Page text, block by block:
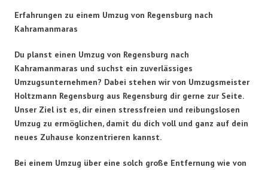
Erfahrungen zu einem Umzug von Regensburg nach
Kahramanmaras
Du planst einen Umzug von Regensburg nach
Kahramanmaras und suchst ein zuverlässiges
Umzugsunternehmen? Dabei stehen wir von Umzugsmeister
Holtzmann Regensburg aus Regensburg dir gerne zur Seite.
Unser Ziel ist es, dir einen stressfreien und reibungslosen
Umzug zu ermöglichen, damit du dich voll und ganz auf dein
neues Zuhause konzentrieren kannst.
Bei einem Umzug über eine solch große Entfernung wie von